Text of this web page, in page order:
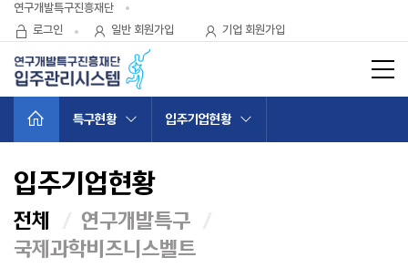
연구개발특구진흥재단
로그인
일반 회원가입 기업 회원가입
사이트
홈으로 가기특구현황 입주기업현황
입주기업현황
전체
연구개발특구
국제과학비즈니스벨트